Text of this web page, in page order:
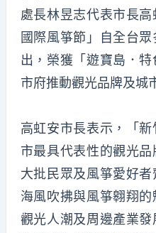
處長林昱志代表市長
國際風箏節」自全台
出，榮獲「遊寶島．
市府推動觀光品牌及城
高虹安市長表示，「
市最具代表性的觀光品
大批民眾及風箏愛好
海風吹拂與風箏翱翔
觀光人潮及周邊產業